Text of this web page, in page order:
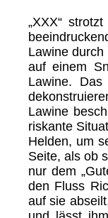
„XXX“
Lawine
auf einem
Lawine.
Lawine
riskante
Helden, um
Seite, als ob
nur dem
den Fluss
auf sie